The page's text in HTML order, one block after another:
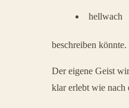
hellwach
beschreiben könnte.
Der eigene Geist
klar erlebt wie nach